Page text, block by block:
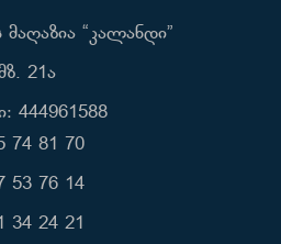
“კალანდი”
21ა
444961588
74 81 70
53 76 14
34 24 21